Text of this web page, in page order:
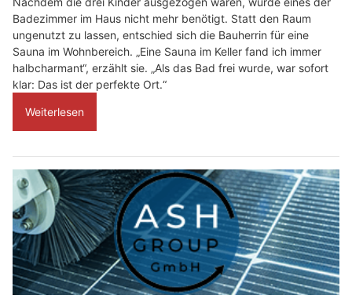
Badezimmer im Haus nicht mehr benötigt. Statt den Raum
ungenutzt zu lassen, entschied sich die Bauherrin für eine
Sauna im Wohnbereich. „Eine Sauna im Keller fand ich immer
halbcharmant“, erzählt sie. „Als das Bad frei wurde, war sofort
klar: Das ist der perfekte Ort.“
Weiterlesen